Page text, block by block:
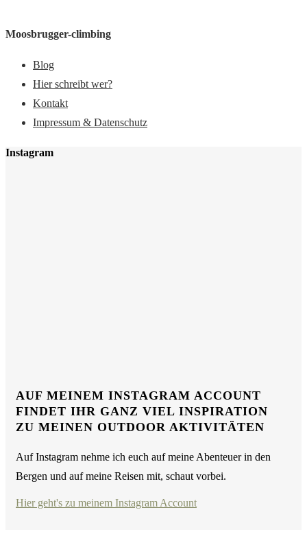
Moosbrugger-climbing
Blog
Hier schreibt wer?
Kontakt
Impressum & Datenschutz
Instagram
AUF MEINEM INSTAGRAM ACCOUNT
FINDET IHR GANZ VIEL INSPIRATION
ZU MEINEN OUTDOOR AKTIVITÄTEN
Auf Instagram nehme ich euch auf meine Abenteuer in den
Bergen und auf meine Reisen mit, schaut vorbei.
Hier geht's zu meinem Instagram Account